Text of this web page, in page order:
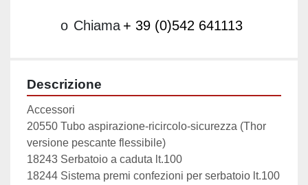
o Chiama + 39 (0)542 641113
Descrizione
Accessori
20550 Tubo aspirazione-ricircolo-sicurezza (Thor
versione pescante flessibile)
18243 Serbatoio a caduta lt.100
18244 Sistema premi confezioni per serbatoio lt.100